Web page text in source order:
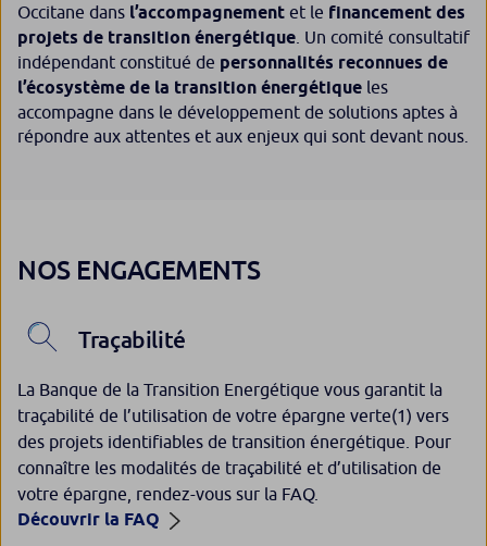
Occitane dans l’accompagnement et le financement des
projets de transition énergétique . Un comité consultatif
indépendant constitué de personnalités reconnues de
l’écosystème de la transition énergétique les
accompagne dans le développement de solutions aptes à
répondre aux attentes et aux enjeux qui sont devant nous.
NOS ENGAGEMENTS
Traçabilité
La Banque de la Transition Energétique vous garantit la
traçabilité de l’utilisation de votre épargne verte(1) vers
des projets identifiables de transition énergétique. Pour
connaître les modalités de traçabilité et d’utilisation de
votre épargne, rendez-vous sur la FAQ.
Découvrir la FAQ